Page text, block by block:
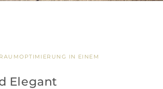
IN EINEM
Elegant